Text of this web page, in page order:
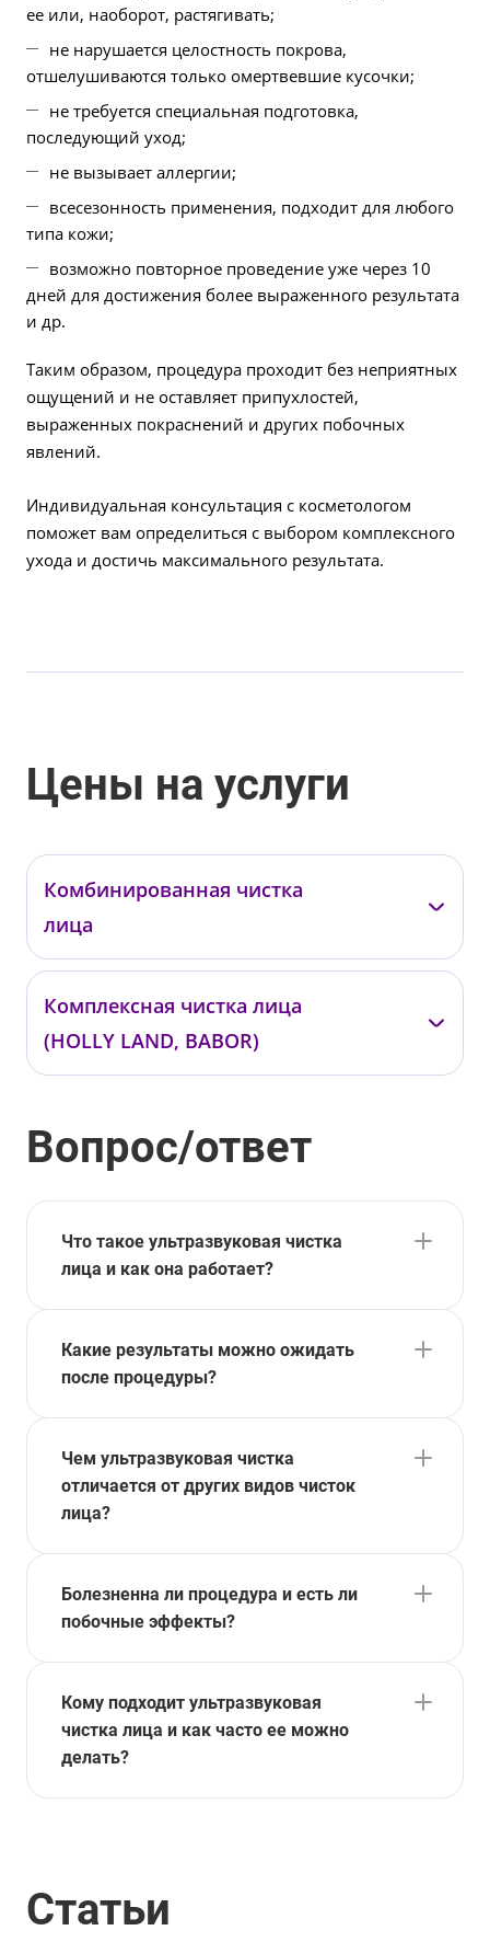
ее или, наоборот, растягивать;
не нарушается целостность покрова,
отшелушиваются только омертвевшие кусочки;
не требуется специальная подготовка,
последующий уход;
не вызывает аллергии;
всесезонность применения, подходит для любого
типа кожи;
возможно повторное проведение уже через 10
дней для достижения более выраженного результата
и др.
Таким образом, процедура проходит без неприятных
ощущений и не оставляет припухлостей,
выраженных покраснений и других побочных
явлений.
Индивидуальная консультация с косметологом
поможет вам определиться с выбором комплексного
ухода и достичь максимального результата.
Цены на услуги
Комбинированная чистка
лица
от 7 000 ₽
Комплексная чистка лица
(HOLLY LAND, BABOR)
01312
от 6 300 ₽
Вопрос/ответ
Что такое ультразвуковая чистка
лица и как она работает?
Какие результаты можно ожидать
после процедуры?
Чем ультразвуковая чистка
отличается от других видов чисток
лица?
Болезненна ли процедура и есть ли
побочные эффекты?
Кому подходит ультразвуковая
чистка лица и как часто ее можно
делать?
Статьи